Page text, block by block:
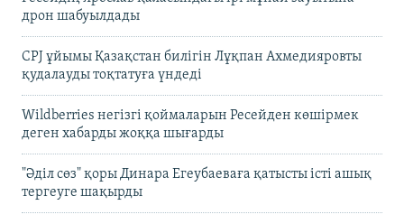
дрон шабуылдады
CPJ ұйымы Қазақстан билігін Лұқпан Ахмедияровты
қудалауды тоқтатуға үндеді
Wildberries негізгі қоймаларын Ресейден көшірмек
деген хабарды жоққа шығарды
"Әділ сөз" қоры Динара Егеубаеваға қатысты істі ашық
тергеуге шақырды